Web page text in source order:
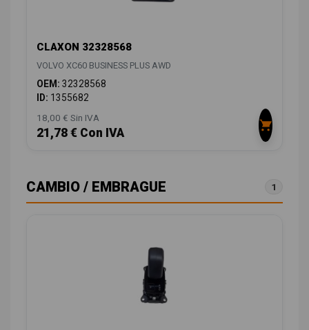
CLAXON 32328568
VOLVO XC60 BUSINESS PLUS AWD
OEM: 32328568
ID: 1355682
18,00 € Sin IVA
21,78 € Con IVA
CAMBIO / EMBRAGUE 1